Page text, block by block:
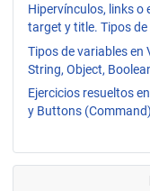
Hipervínculos, links o
target y title. Tipos
Tipos de variables en
String, Object,
Ejercicios resueltos
y Buttons